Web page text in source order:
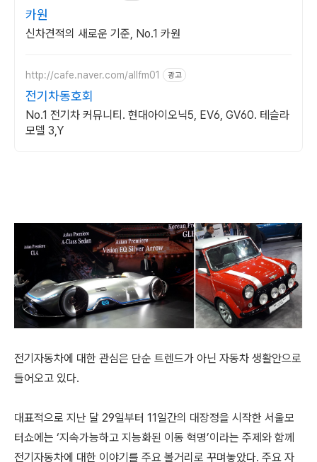
카원
신차견적의 새로운 기준, No.1 카원
http://cafe.naver.com/allfm01 광고
전기차동호회
No.1 전기차 커뮤니티. 현대아이오닉5, EV6, GV60. 테슬라
모델 3,Y
전기자동차에 대한 관심은 단순 트렌드가 아닌 자동차 생활안으로
들어오고 있다.
대표적으로 지난 달 29일부터 11일간의 대장정을 시작한 서울모
터쇼에는 ‘지속가능하고 지능화된 이동 혁명’이라는 주제와 함께
전기자동차에 대한 이야기를 주요 볼거리로 꾸며놓았다. 주요 자